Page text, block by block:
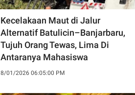
Kecelakaan Maut di Jalur
Alternatif Batulicin–Banjarbaru,
Tujuh Orang Tewas, Lima Di
Antaranya Mahasiswa
8/01/2026 06:05:00 PM